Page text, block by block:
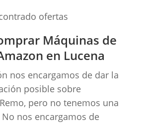
ofertas
Máquinas de
en Lucena
nos encargamos de dar la
posible sobre
pero no tenemos una
nos encargamos de